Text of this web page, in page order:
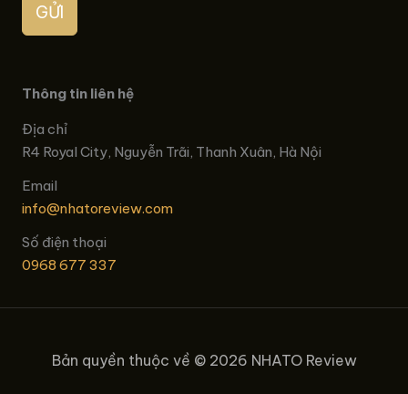
GỬI
Thông tin liên hệ
Địa chỉ
R4 Royal City, Nguyễn Trãi, Thanh Xuân, Hà Nội
Email
info@nhatoreview.com
Số điện thoại
0968 677 337
Bản quyền thuộc về © 2026 NHATO Review